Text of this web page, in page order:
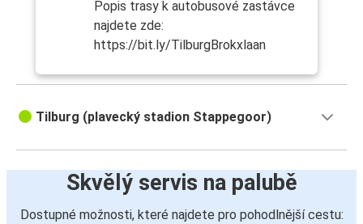
Popis trasy k autobusové zastávce
najdete zde:
https://bit.ly/TilburgBrokxlaan
Tilburg (plavecký stadion Stappegoor)
Skvělý servis na palubě
Dostupné možnosti, které najdete pro pohodlnější cestu: